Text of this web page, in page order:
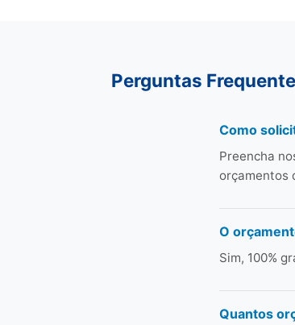
Perguntas
Como
Preencha
orçamentos
O
Sim, 100%
Quantos